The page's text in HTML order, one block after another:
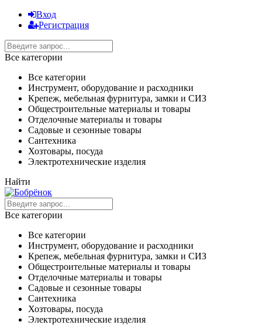
Вход
Регистрация
Все категории
Все категории
Инструмент, оборудование и расходники
Крепеж, мебельная фурнитура, замки и СИЗ
Общестроительные материалы и товары
Отделочные материалы и товары
Садовые и сезонные товары
Сантехника
Хозтовары, посуда
Электротехнические изделия
Найти
Все категории
Все категории
Инструмент, оборудование и расходники
Крепеж, мебельная фурнитура, замки и СИЗ
Общестроительные материалы и товары
Отделочные материалы и товары
Садовые и сезонные товары
Сантехника
Хозтовары, посуда
Электротехнические изделия